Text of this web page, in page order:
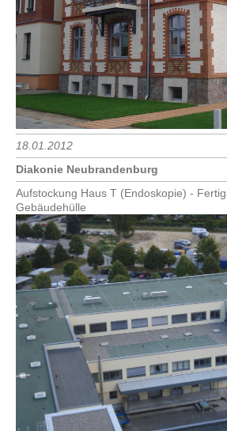
18.01.2012
Diakonie Neubrandenburg
Aufstockung Haus T (Endoskopie) -
Gebäudehülle